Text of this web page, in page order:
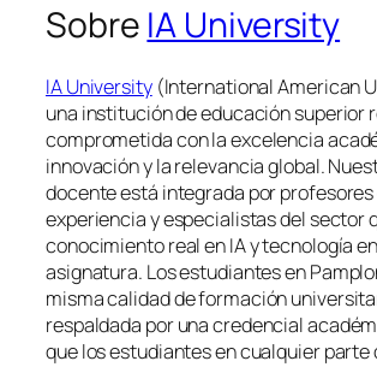
Sobre IA University
IA University(International American
una institución de educación superior
comprometida con la excelencia
innovación y la relevancia global.
docente está integrada por
experiencia y especialistas del sector
conocimiento real en IA y tecnología
asignatura. Los estudiantes en
misma calidad de formación
respaldada por una credencial
que los estudiantes en cualquier parte